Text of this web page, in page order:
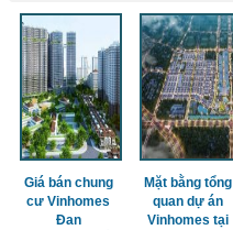
Giá bán chung
cư Vinhomes
Đan
Mặt bằng tổng
quan dự án
Vinhomes tại